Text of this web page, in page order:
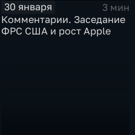
30 января
3 мин
Комментарии. Заседание
ФРС США и рост Apple